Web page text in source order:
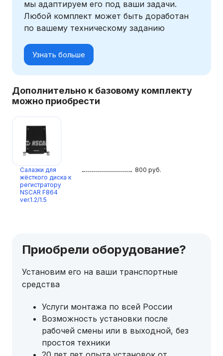
мы адаптируем его под ваши задачи.
Любой комплект может быть доработан
по вашему техническому заданию
Узнать больше
Дополнительно к базовому комплекту
можно приобрести
Салазки для
жёсткого диска к
регистратору
NSCAR F864
ver.1.2/1.5
800 руб.
Приобрели оборудование?
Установим его на ваши транспортные
средства
Услуги монтажа по всей России
Возможность установки после
рабочей смены или в выходной, без
простоя техники